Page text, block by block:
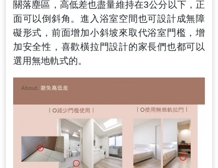
關落塵區，高低差也盡量維持在3公分以下，正
面可以倒斜角。進入浴室空間也可設計成無障
礙形式，前面增加小斜坡來取代浴室門檻，增
加安全性，喜歡橫拉門設計的家長們也都可以
選用無地軌式的。